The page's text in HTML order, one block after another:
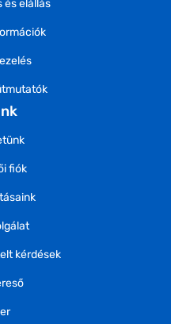
és elállás
fiók
kérdések